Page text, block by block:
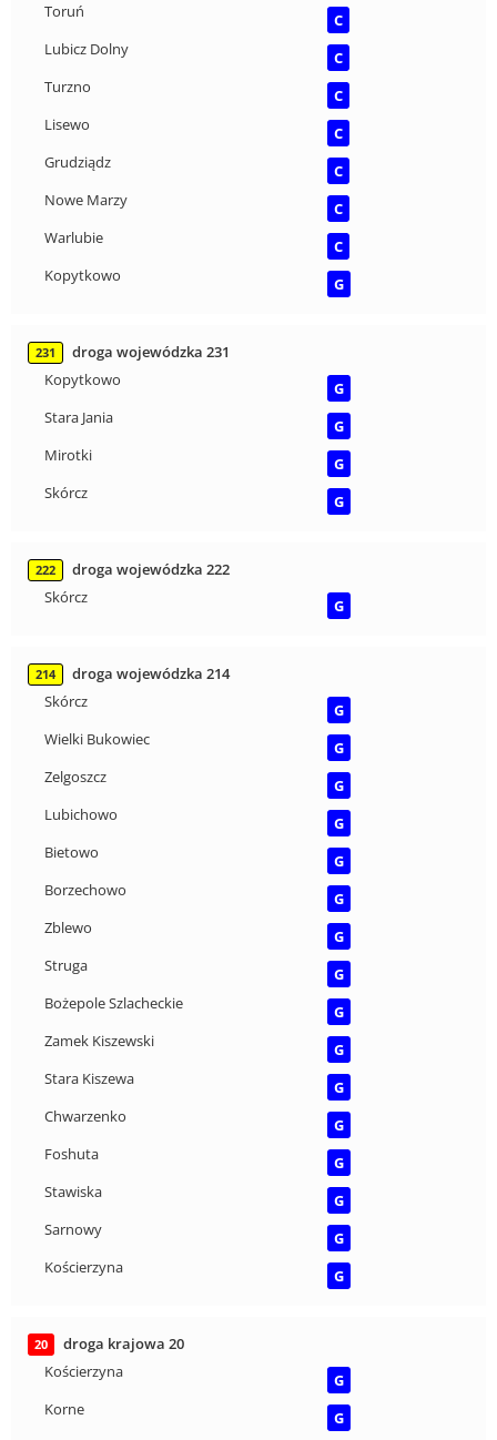
Toruń
C
Lubicz Dolny
C
Turzno
C
Lisewo
C
Grudziądz
C
Nowe Marzy
C
Warlubie
C
Kopytkowo
G
231
droga wojewódzka 231
Kopytkowo
G
Stara Jania
G
Mirotki
G
Skórcz
G
222
droga wojewódzka 222
Skórcz
G
214
droga wojewódzka 214
Skórcz
G
Wielki Bukowiec
G
Zelgoszcz
G
Lubichowo
G
Bietowo
G
Borzechowo
G
Zblewo
G
Struga
G
Bożepole Szlacheckie
G
Zamek Kiszewski
G
Stara Kiszewa
G
Chwarzenko
G
Foshuta
G
Stawiska
G
Sarnowy
G
Kościerzyna
G
20
droga krajowa 20
Kościerzyna
G
Korne
G